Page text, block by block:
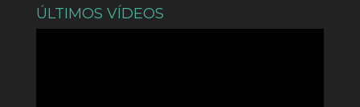
ÚLTIMOS VÍDEOS